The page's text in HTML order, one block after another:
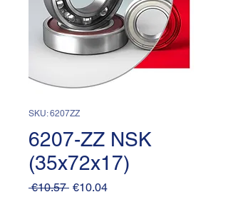
SKU: 6207ZZ
6207-ZZ NSK
(35x72x17)
€10.57 Regular
€10.04Sale